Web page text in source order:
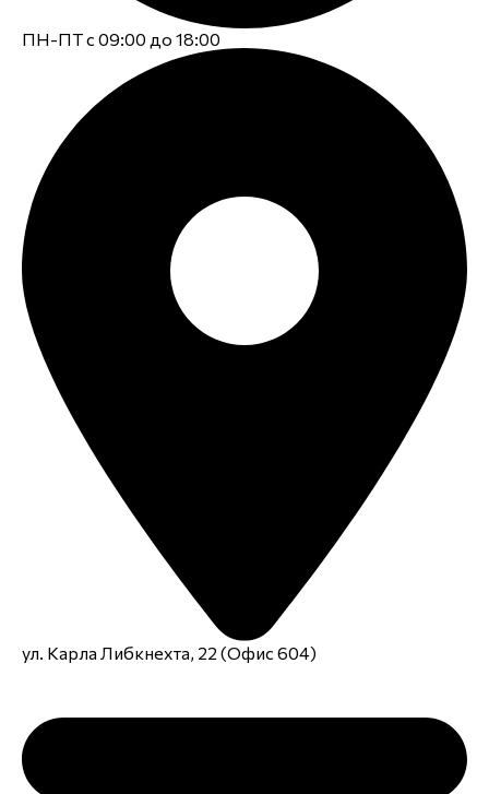
ПН-ПТ с 09:00 до 18:00
ул. Карла Либкнехта, 22 (Офис 604)